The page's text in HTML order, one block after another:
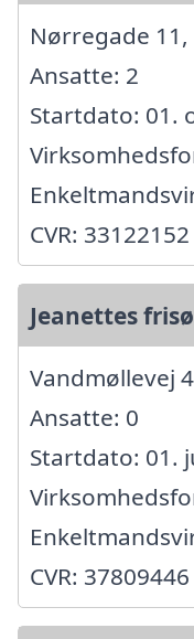
Nørregade
Ansatte: 2
Startdato: 01.
CVR: 33122152
Jeanettes
Vandmøllevej
Ansatte: 0
Startdato: 01.
CVR: 37809446